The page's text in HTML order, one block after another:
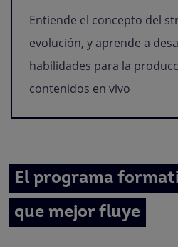
Entiende el concepto del
evolución, y aprende a
habilidades para la
contenidos en vivo
El programa
que mejor fluye